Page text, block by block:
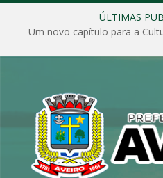
ÚLTIMAS
Um novo capítulo para a